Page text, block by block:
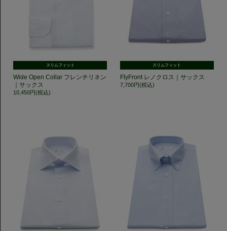
スリムフィット
Wide Open Collar フレンチリネン
｜サックス
10,450円(税込)
スリムフィット
FlyFront レノクロス｜サックス
7,700円(税込)